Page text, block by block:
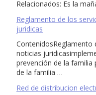
Relacionados: Es la
Reglamento de los
juridicas
ContenidosReglamento
noticias
prevención de la familia
de la familia …
Red de distribucion